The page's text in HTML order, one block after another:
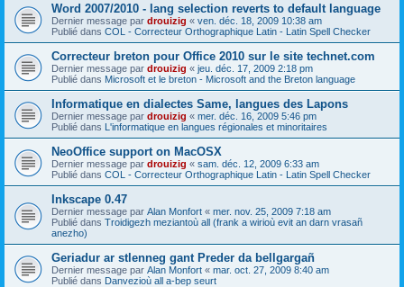
Word 2007/2010 - lang selection reverts to default language
Dernier message par drouizig « ven. déc. 18, 2009 10:38 am
Publié dans COL - Correcteur Orthographique Latin - Latin Spell Checker
Correcteur breton pour Office 2010 sur le site technet.com
Dernier message par drouizig « jeu. déc. 17, 2009 2:18 pm
Publié dans Microsoft et le breton - Microsoft and the Breton language
Informatique en dialectes Same, langues des Lapons
Dernier message par drouizig « mer. déc. 16, 2009 5:46 pm
Publié dans L'informatique en langues régionales et minoritaires
NeoOffice support on MacOSX
Dernier message par drouizig « sam. déc. 12, 2009 6:33 am
Publié dans COL - Correcteur Orthographique Latin - Latin Spell Checker
Inkscape 0.47
Dernier message par Alan Monfort « mer. nov. 25, 2009 7:18 am
Publié dans Troidigezh meziantoù all (frank a wirioù evit an darn vrasañ
anezho)
Geriadur ar stlenneg gant Preder da bellgargañ
Dernier message par Alan Monfort « mar. oct. 27, 2009 8:40 am
Publié dans Danvezioù all a-bep seurt